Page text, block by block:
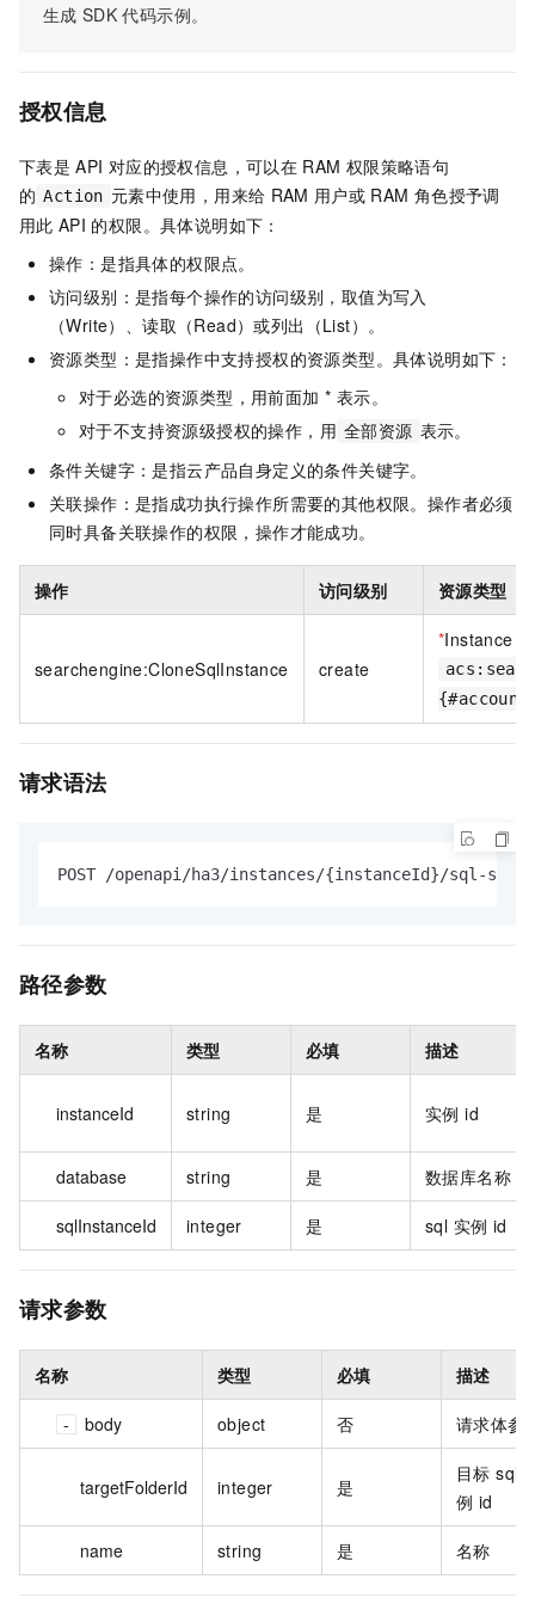
生成 SDK 代码示例。
授权信息
下表是 API 对应的授权信息，可以在 RAM 权限策略语句
的 Action 元素中使用，用来给 RAM 用户或 RAM 角色授予调
用此 API 的权限。具体说明如下：
操作：是指具体的权限点。
访问级别：是指每个操作的访问级别，取值为写入
（Write）、读取（Read）或列出（List）。
资源类型：是指操作中支持授权的资源类型。具体说明如下：
对于必选的资源类型，用前面加 * 表示。
对于不支持资源级授权的操作，用 全部资源 表示。
条件关键字：是指云产品自身定义的条件关键字。
关联操作：是指成功执行操作所需要的其他权限。操作者必须
同时具备关联操作的权限，操作才能成功。
操作 访问级别 资源类型
searchengine:CloneSqlInstance create
*Instance
请求语法
POST /openapi/ha3/instances/{instanceId}/sql-
路径参数
名称 类型 必填 描述
instanceId string 是 实例 id
database string 是 数据库名称
sqlInstanceId integer 是 sql 实例 id
请求参数
名称 类型 必填 描述
body object 否 请求体参
targetFolderId integer 是
目标 sql
例 id
name string 是 名称